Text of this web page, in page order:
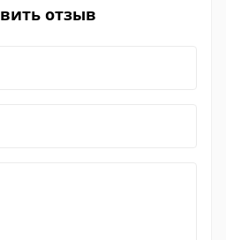
отзыв